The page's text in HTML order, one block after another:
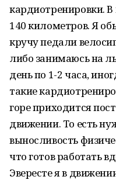
кардиотренировки.
140 километров. Я
кручу педали
либо занимаюсь на
день по 1-2 часа,
такие
горе приходится
движении. То есть
выносливость
что готов работать
Эвересте я в